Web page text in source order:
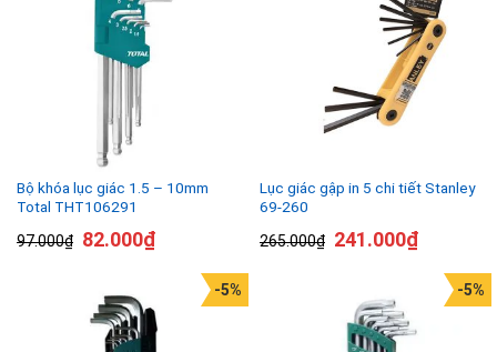
Bộ khóa lục giác 1.5 – 10mm
Total THT106291
97.000₫ 82.000₫
Lục giác gập in 5 chi tiết Stanley
69-260
265.000₫ 241.000₫
-5% -5%